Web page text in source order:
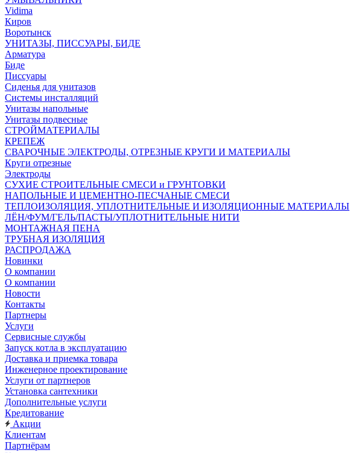
Vidima
Киров
Воротынск
УНИТАЗЫ, ПИССУАРЫ, БИДЕ
Арматура
Биде
Писсуары
Сиденья для унитазов
Системы инсталляций
Унитазы напольные
Унитазы подвесные
СТРОЙМАТЕРИАЛЫ
КРЕПЕЖ
СВАРОЧНЫЕ ЭЛЕКТРОДЫ, ОТРЕЗНЫЕ КРУГИ И МАТЕРИАЛЫ
Круги отрезные
Электроды
СУХИЕ СТРОИТЕЛЬНЫЕ СМЕСИ и ГРУНТОВКИ
НАПОЛЬНЫЕ И ЦЕМЕНТНО-ПЕСЧАНЫЕ СМЕСИ
ТЕПЛОИЗОЛЯЦИЯ, УПЛОТНИТЕЛЬНЫЕ И ИЗОЛЯЦИОННЫЕ МАТЕРИАЛЫ
ЛЁН/ФУМ/ГЕЛЬ/ПАСТЫ/УПЛОТНИТЕЛЬНЫЕ НИТИ
МОНТАЖНАЯ ПЕНА
ТРУБНАЯ ИЗОЛЯЦИЯ
РАСПРОДАЖА
Новинки
О компании
О компании
Новости
Контакты
Партнеры
Услуги
Сервисные службы
Запуск котла в эксплуатацию
Доставка и приемка товара
Инженерное проектирование
Услуги от партнеров
Установка сантехники
Дополнительные услуги
Кредитование
Акции
Клиентам
Партнёрам